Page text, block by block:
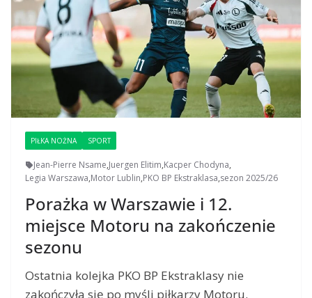
PIŁKA NOŻNA SPORT
Jean-Pierre Nsame,Juergen Elitim,Kacper Chodyna,
Legia Warszawa,Motor Lublin,PKO BP Ekstraklasa,sezon 2025/26
Porażka w Warszawie i 12.
miejsce Motoru na zakończenie
sezonu
Ostatnia kolejka PKO BP Ekstraklasy nie
zakończyła się po myśli piłkarzy Motoru.